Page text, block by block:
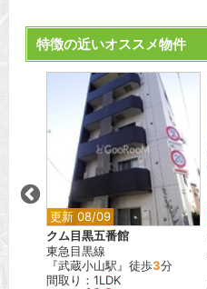
特徴の近いオススメ物件
更新 08/09
クム目黒五番館
東急目黒線
『武蔵小山駅』徒歩3分
間取り：1LDK